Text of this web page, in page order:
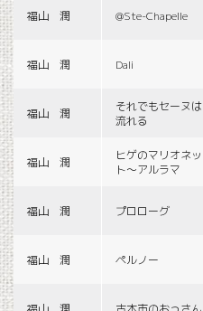
福山 潤 @Ste-Chapelle
福山 潤 Dali
福山 潤
それでもセーヌは
流れる
福山 潤
ヒゲのマリオネッ
ト〜アルラマ
福山 潤 プロローグ
福山 潤 ペルノー